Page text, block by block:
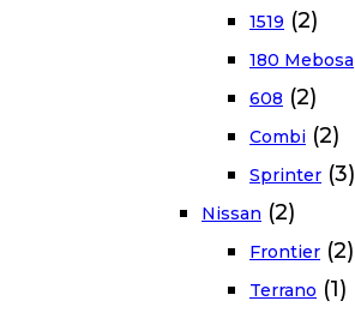
1519 (2)
180 Mebosa
608 (2)
Combi (2)
Sprinter (3)
Nissan (2)
Frontier (2)
Terrano (1)